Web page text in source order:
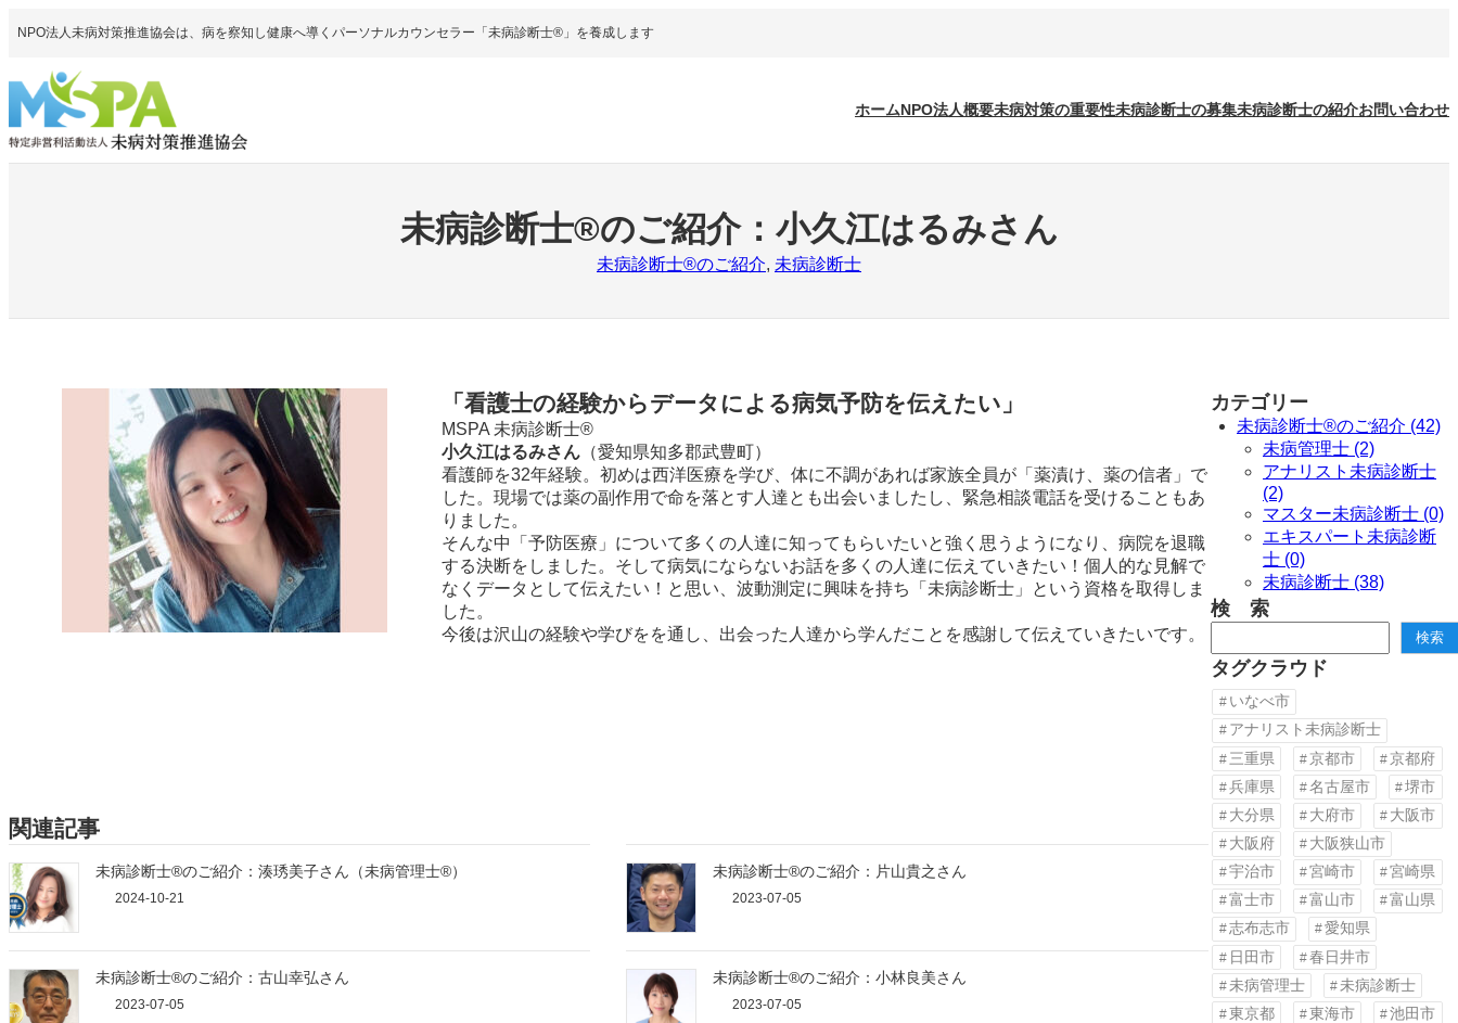
容
ス
キ
ッ
NPO法人未病対策推進協会は、病を察知し健康へ導くパーソナルカウンセラー「未病診断士®」を養成します
ホームNPO法人概要未病対策の重要性未病診断士の募集未病診断士の紹介お問い合わせ
未病診断士®のご紹介：小久江はるみさん
未病診断士®のご紹介, 未病診断士
「看護士の経験からデータによる病気予防を伝えたい」
MSPA 未病診断士®
小久江はるみさん（愛知県知多郡武豊町）
看護師を32年経験。初めは西洋医療を学び、体に不調があれば家族全員が「薬漬け、薬の信者」で
した。現場では薬の副作用で命を落とす人達とも出会いましたし、緊急相談電話を受けることもあ
りました。
そんな中「予防医療」について多くの人達に知ってもらいたいと強く思うようになり、病院を退職
する決断をしました。そして病気にならないお話を多くの人達に伝えていきたい！個人的な見解で
なくデータとして伝えたい！と思い、波動測定に興味を持ち「未病診断士」という資格を取得しま
した。
今後は沢山の経験や学びをを通し、出会った人達から学んだことを感謝して伝えていきたいです。
関連記事
未病診断士®のご紹介：湊琇美子さん（未病管理士®）
2024-10-21
未病診断士®のご紹介：片山貴之さん
2023-07-05
未病診断士®のご紹介：古山幸弘さん
2023-07-05
未病診断士®のご紹介：小林良美さん
2023-07-05
カテゴリー
未病診断士®のご紹介 (42)
未病管理士 (2)
アナリスト未病診断士
(2)
マスター未病診断士 (0)
エキスパート未病診断
士 (0)
未病診断士 (38)
検 索
索
検索
タグクラウド
いなべ市
アナリスト未病診断士
三重県
京都市
京都府
兵庫県
名古屋市
堺市
大分県
大府市
大阪市
大阪府
大阪狭山市
宇治市
宮崎市
宮崎県
富士市
富山市
富山県
志布志市
愛知県
日田市
春日井市
未病管理士
未病診断士
東京都
東海市
池田市